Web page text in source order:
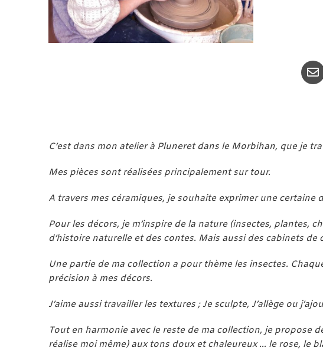
C’est dans mon atelier à Pluneret dans le Morbihan, que je
Mes pièces sont réalisées principalement sur tour.
A travers mes céramiques, je souhaite exprimer une certaine
Pour les décors, je m’inspire de la nature (insectes, plantes,
d’histoire naturelle et des contes. Mais aussi des cabinets de
Une partie de ma collection a pour thème les insectes.
précision à mes décors.
J’aime aussi travailler les textures ; Je sculpte, J’allège ou
Tout en harmonie avec le reste de ma collection, je propose
réalise moi même) aux tons doux et chaleureux … le rose, le